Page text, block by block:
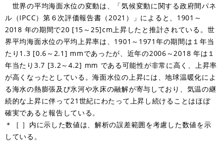
世界の平均海面水位の変動は、「気候変動に関する政府間パネ
ル（IPCC）第６次評価報告書（2021）」によると、1901～
2018 年の期間で20 [15～25]cm上昇したと推計されている。世
界平均海面水位の平均上昇率は、1901～1971年の期間は１年当
たり1.3 [0.6～2.1] mmであったが、近年の2006～2018 年は１
年当たり3.7 [3.2～4.2] mm である可能性が非常に高く、上昇率
が高くなったとしている。海面水位の上昇には、地球温暖化によ
る海水の熱膨張及び氷河や氷床の融解が寄与しており、気温の継
続的な上昇に伴って21世紀にわたって上昇し続けることはほぼ
確実であると報告している。
＊［ ］内に示した数値は、解析の誤差範囲を考慮した数値を示
している。